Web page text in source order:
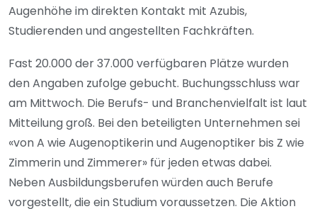
Augenhöhe im direkten Kontakt mit Azubis,
Studierenden und angestellten Fachkräften.
Fast 20.000 der 37.000 verfügbaren Plätze wurden
den Angaben zufolge gebucht. Buchungsschluss war
am Mittwoch. Die Berufs- und Branchenvielfalt ist laut
Mitteilung groß. Bei den beteiligten Unternehmen sei
«von A wie Augenoptikerin und Augenoptiker bis Z wie
Zimmerin und Zimmerer» für jeden etwas dabei.
Neben Ausbildungsberufen würden auch Berufe
vorgestellt, die ein Studium voraussetzen. Die Aktion